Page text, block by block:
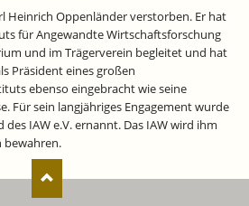
Heinrich Oppenländer verstorben. Er hat
für Angewandte Wirtschafts­forschung
und im Trägerverein begleitet und hat
Präsident eines großen
ebenso eingebracht wie seine
Für sein langjähriges Engagement wurde
IAW e.V. ernannt. Das IAW wird ihm
bewahren.